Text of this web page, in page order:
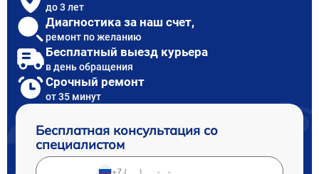
до 3 лет
Диагностика за наш счет,
ремонт по желанию
Бесплатный выезд курьера
в день обращения
Срочный ремонт
от 35 минут
Бесплатная консультация со
специалистом